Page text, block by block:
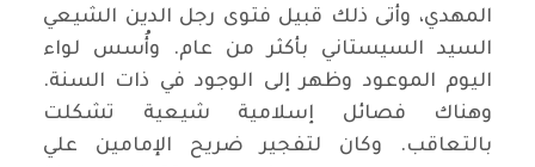
المهدي، وأتى ذلك قبيل فتوى رجل الدين الشيعي
السيد السيستاني بأكثر من عام. وأُسس لواء
اليوم الموعود وظهر إلى الوجود في ذات السنة.
وهناك فصائل إسلامية شيعية تشكلت
بالتعاقب. وكان لتفجير ضريح الإمامين علي